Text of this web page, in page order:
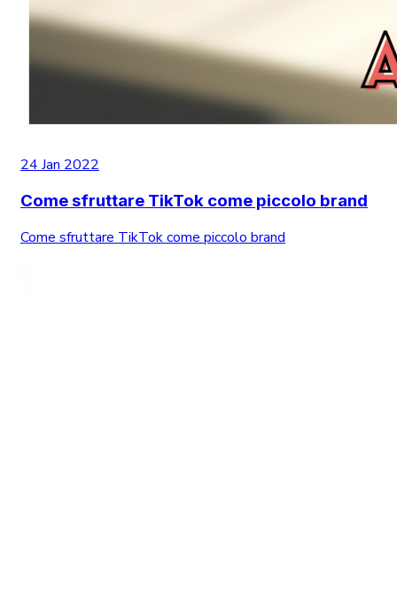
24 Jan 2022
Come sfruttare TikTok come piccolo brand
Come sfruttare TikTok come piccolo brand